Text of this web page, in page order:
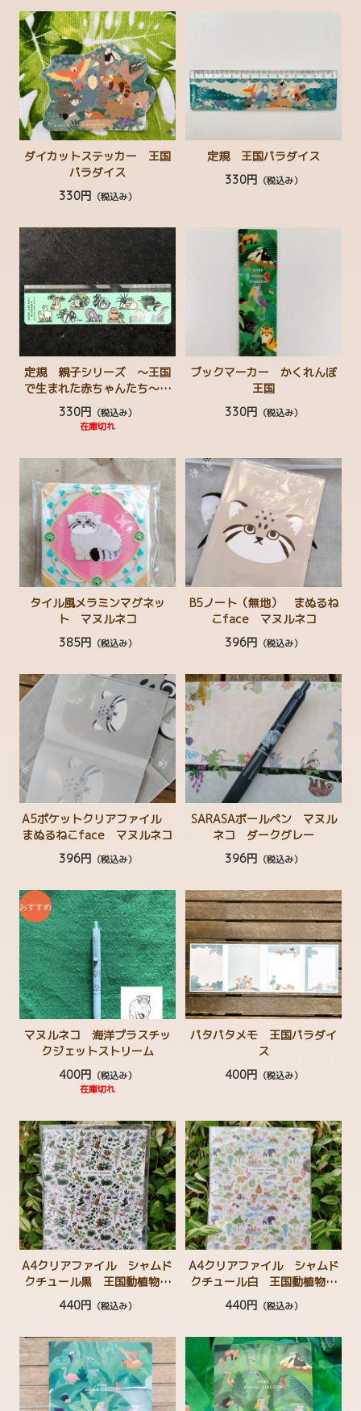
ぬいぐるみ
マスコット・ストラップ
生活雑貨
ステーショナリー
シール・ステッカー
ファッション
帽子・ヘアアクセサリー
書籍
FOOD
キッチンウェア
靴下 ソックス
バッグ
キーホルダー・小物類
マグネット・缶バッジ
クリアファイル
ダイカットステッカー 王国
パラダイス
330円 （税込み）
定規 王国パラダイス
330円 （税込み）
定規 親子シリーズ ～王国
で生まれた赤ちゃんたち～
アルパカ フタユビナマケモ
ノ ガマグチヨタカ マヌル
トロング シマスカンク コ
ビトカバ ビーバー
330円 （税込み）
在庫切れ
ブックマーカー かくれんぼ
王国
330円 （税込み）
タイル風メラミンマグネッ
ト マヌルネコ
385円 （税込み）
B5ノート（無地） まぬるね
こface マヌルネコ
396円 （税込み）
A5ポケットクリアファイル
まぬるねこface マヌルネコ
396円 （税込み）
SARASAボールペン マヌル
ネコ ダークグレー
396円 （税込み）
マヌルネコ 海洋プラスチッ
クジェットストリーム
400円 （税込み）
在庫切れ
パタパタメモ 王国パラダイ
ス
400円 （税込み）
A4クリアファイル シャムド
クチュール黒 王国動植物テ
キスタイル柄 ハシビロコ
ウ マヌルネコ レッサーパ
ンゴウインコ グンディ
440円 （税込み）
A4クリアファイル シャムド
クチュール白 王国動植物テ
キスタイル柄 ハシビロコ
ウ マヌルネコ カンムリシ
リクイ ワオキツネザル コ
ツメカワウソ
440円 （税込み）